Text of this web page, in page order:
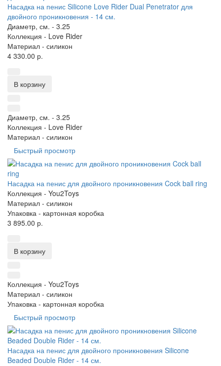
Насадка на пенис Silicone Love Rider Dual Penetrator для
двойного проникновения - 14 см.
Диаметр, см. - 3.25
Коллекция - Love Rider
Материал - силикон
4 330.00 р.
В корзину
Диаметр, см. - 3.25
Коллекция - Love Rider
Материал - силикон
Быстрый просмотр
Насадка на пенис для двойного проникновения Cock ball ring
Коллекция - You2Toys
Материал - силикон
Упаковка - картонная коробка
3 895.00 р.
В корзину
Коллекция - You2Toys
Материал - силикон
Упаковка - картонная коробка
Быстрый просмотр
Насадка на пенис для двойного проникновения Silicone
Beaded Double Rider - 14 см.